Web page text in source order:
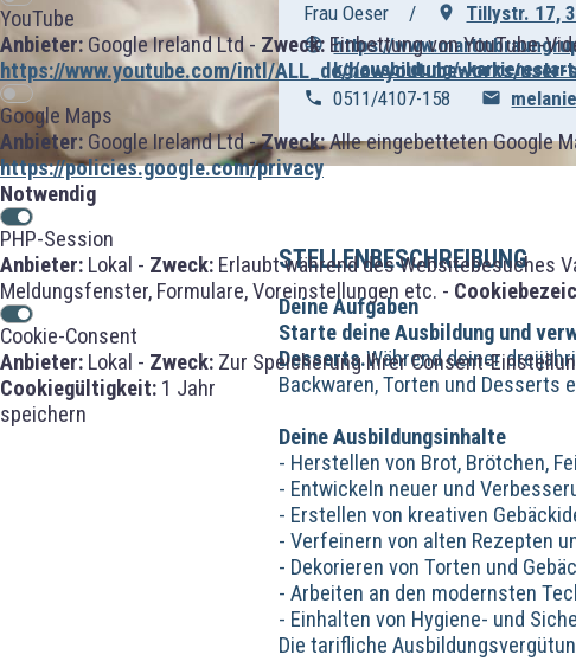
YouTube
Anbieter: Google Ireland Ltd - Zweck: Einbettung von YouTube-
https://www.youtube.com/intl/ALL_de/howyoutubeworks/
Google Maps
Anbieter: Google Ireland Ltd -Zweck:Alle eingebetteten Google
https://policies.google.com/privacy
Notwendig
PHP-Session
Anbieter: Lokal - Zweck: Erlaubt während des Websitebesuches
Meldungsfenster, Formulare, Voreinstellungen etc. -
Cookie-Consent
Anbieter: Lokal - Zweck: Zur Speicherung Ihrer Consent-
Cookiegültigkeit: 1 Jahr
speichern
Frau Oeser
Tillystr. 17,
https://
kg/ausbildung/-
0511/4107-158
STELLENBESCHREIBUNG
Deine Aufgaben
Starte deine Ausbildung und
Desserts.Während deiner
Backwaren, Torten und Desserts
Deine Ausbildungsinhalte
- Herstellen von Brot, Brötchen,
- Entwickeln neuer und
- Erstellen von kreativen
- Verfeinern von alten Rezepten
- Dekorieren von Torten und
- Arbeiten an den modernsten
- Einhalten von Hygiene- und
Die tarifliche